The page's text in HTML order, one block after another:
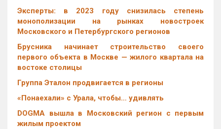
Эксперты: в 2023 году снизилась степень
монополизации на рынках новостроек
Московского и Петербургского регионов
Брусника начинает строительство своего
первого объекта в Москве — жилого квартала на
востоке столицы
Группа Эталон продвигается в регионы
«Понаехали» с Урала, чтобы… удивлять
DOGMA вышла в Московский регион с первым
жилым проектом